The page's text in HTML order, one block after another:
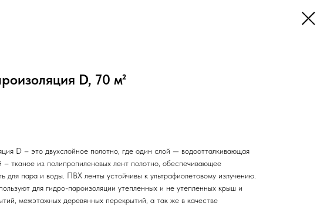
D, 70 м²
D – это двухслойное полотно, где один слой — водоотталкивающая
– тканое из полипропиленовых лент полотно, обеспечивающее
для пара и воды. ПВХ ленты устойчивы к ультрафиолетовому излучению.
для гидро-пароизоляции утепленных и не утепленных крыш и
межэтажных деревянных перекрытий, а так же в качестве